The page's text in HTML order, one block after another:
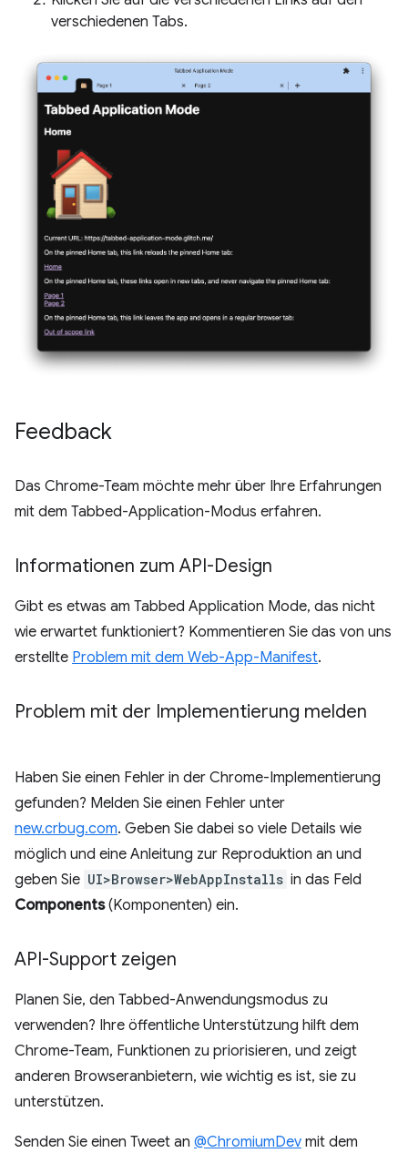
verschiedenen Tabs.
Feedback
Das Chrome-Team möchte mehr über Ihre Erfahrungen
mit dem Tabbed-Application-Modus erfahren.
Informationen zum API-Design
Gibt es etwas am Tabbed Application Mode, das nicht
wie erwartet funktioniert? Kommentieren Sie das von uns
erstellte Problem mit dem Web-App-Manifest.
Problem mit der Implementierung melden
Haben Sie einen Fehler in der Chrome-Implementierung
gefunden? Melden Sie einen Fehler unter
new.crbug.com. Geben Sie dabei so viele Details wie
möglich und eine Anleitung zur Reproduktion an und
geben Sie UI>Browser>WebAppInstalls in das Feld
Components(Komponenten) ein.
API-Support zeigen
Planen Sie, den Tabbed-Anwendungsmodus zu
verwenden? Ihre öffentliche Unterstützung hilft dem
Chrome-Team, Funktionen zu priorisieren, und zeigt
anderen Browseranbietern, wie wichtig es ist, sie zu
unterstützen.
Senden Sie einen Tweet an @ChromiumDev mit dem